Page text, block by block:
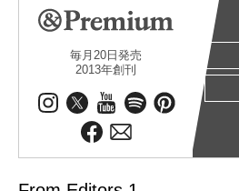
毎月20日発売
2013年創刊